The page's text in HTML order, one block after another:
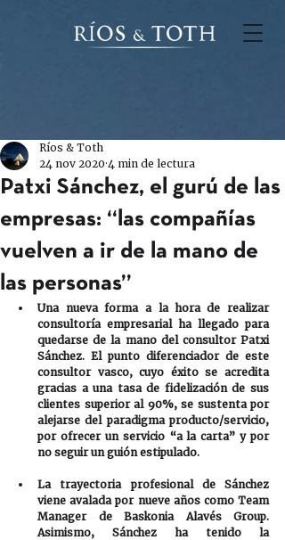
Patxi Sánchez, el gurú de las
empresas: “las compañías
vuelven a ir de la mano de
las personas”
Ríos & Toth
24 nov 2020 4 min de lectura
Una nueva forma a la hora de realizar
consultoría empresarial ha llegado para
quedarse de la mano del consultor Patxi
Sánchez. El punto diferenciador de este
consultor vasco, cuyo éxito se acredita
gracias a una tasa de fidelización de sus
clientes superior al 90%, se sustenta por
alejarse del paradigma producto/servicio,
por ofrecer un servicio “a la carta” y por
no seguir un guión estipulado.
La trayectoria profesional de Sánchez
viene avalada por nueve años como Team
Manager de Baskonia Alavés Group.
Asimismo, Sánchez ha tenido la